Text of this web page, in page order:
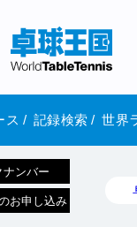
ス / 記録検索 / 世界
ナンバー
お申し込み